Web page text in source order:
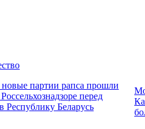
новые партии рапса прошли
перед
Республику Беларусь